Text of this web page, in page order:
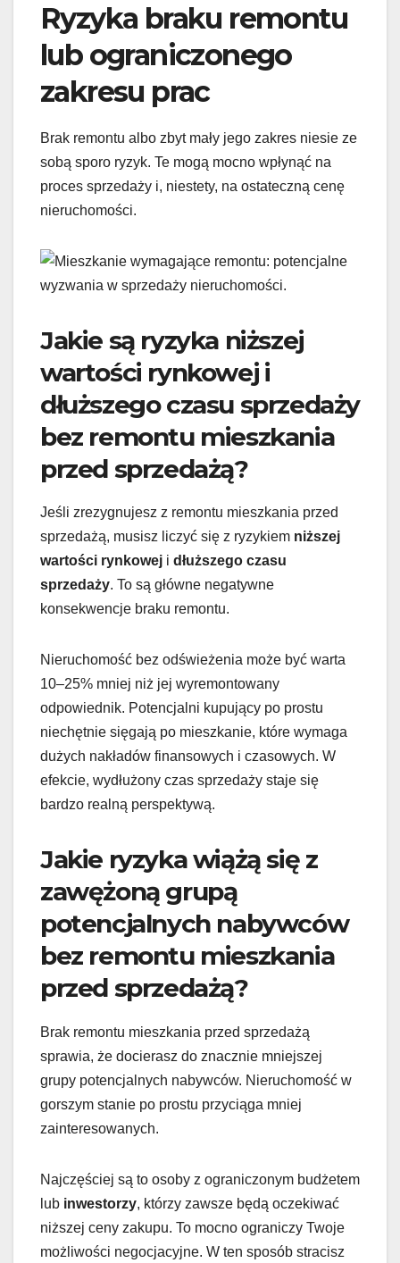
Ryzyka braku remontu
lub ograniczonego
zakresu prac
Brak remontu albo zbyt mały jego zakres niesie ze
sobą sporo ryzyk. Te mogą mocno wpłynąć na
proces sprzedaży i, niestety, na ostateczną cenę
nieruchomości.
Jakie są ryzyka niższej
wartości rynkowej i
dłuższego czasu sprzedaży
bez remontu mieszkania
przed sprzedażą?
Jeśli zrezygnujesz z remontu mieszkania przed
sprzedażą, musisz liczyć się z ryzykiem niższej
wartości rynkowej i dłuższego czasu
sprzedaży. To są główne negatywne
konsekwencje braku remontu.
Nieruchomość bez odświeżenia może być warta
10–25% mniej niż jej wyremontowany
odpowiednik. Potencjalni kupujący po prostu
niechętnie sięgają po mieszkanie, które wymaga
dużych nakładów finansowych i czasowych. W
efekcie, wydłużony czas sprzedaży staje się
bardzo realną perspektywą.
Jakie ryzyka wiążą się z
zawężoną grupą
potencjalnych nabywców
bez remontu mieszkania
przed sprzedażą?
Brak remontu mieszkania przed sprzedażą
sprawia, że docierasz do znacznie mniejszej
grupy potencjalnych nabywców. Nieruchomość w
gorszym stanie po prostu przyciąga mniej
zainteresowanych.
Najczęściej są to osoby z ograniczonym budżetem
lub inwestorzy, którzy zawsze będą oczekiwać
niższej ceny zakupu. To mocno ograniczy Twoje
możliwości negocjacyjne. W ten sposób stracisz